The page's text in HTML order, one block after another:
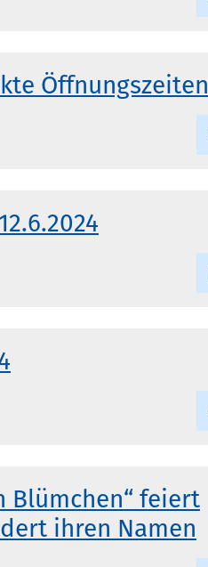
Öffnungszeiten
Blümchen“ feiert
ihren Namen